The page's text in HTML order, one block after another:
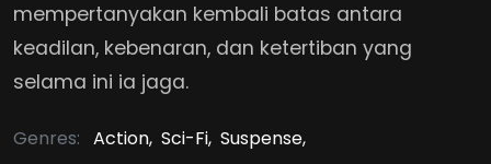
mempertanyakan kembali batas antara
keadilan, kebenaran, dan ketertiban yang
selama ini ia jaga.
Genres: Action, Sci-Fi, Suspense,